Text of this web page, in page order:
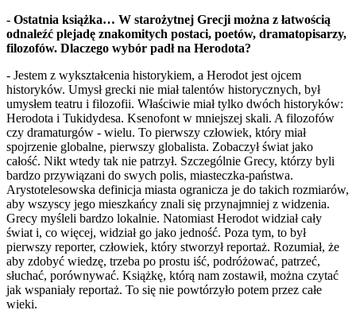
- Ostatnia książka… W starożytnej Grecji można z łatwością
odnaleźć plejadę znakomitych postaci, poetów, dramatopisarzy,
filozofów. Dlaczego wybór padł na Herodota?
- Jestem z wykształcenia historykiem, a Herodot jest ojcem
historyków. Umysł grecki nie miał talentów historycznych, był
umysłem teatru i filozofii. Właściwie miał tylko dwóch historyków:
Herodota i Tukidydesa. Ksenofont w mniejszej skali. A filozofów
czy dramaturgów - wielu. To pierwszy człowiek, który miał
spojrzenie globalne, pierwszy globalista. Zobaczył świat jako
całość. Nikt wtedy tak nie patrzył. Szczególnie Grecy, którzy byli
bardzo przywiązani do swych polis, miasteczka-państwa.
Arystotelesowska definicja miasta ogranicza je do takich rozmiarów,
aby wszyscy jego mieszkańcy znali się przynajmniej z widzenia.
Grecy myśleli bardzo lokalnie. Natomiast Herodot widział cały
świat i, co więcej, widział go jako jedność. Poza tym, to był
pierwszy reporter, człowiek, który stworzył reportaż. Rozumiał, że
aby zdobyć wiedzę, trzeba po prostu iść, podróżować, patrzeć,
słuchać, porównywać. Książkę, którą nam zostawił, można czytać
jak wspaniały reportaż. To się nie powtórzyło potem przez całe
wieki.